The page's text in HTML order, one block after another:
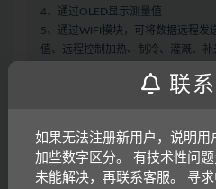
4、通过OLED显示测量值
5、通过WIFI模块，可将数据远程发
值、远程控制加热、制冷、灌溉、补
联系
如果无法注册新用户，说明用
加些数字区分。 有技术性问
未能解决，再联系客服。 寻